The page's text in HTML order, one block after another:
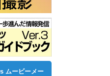
ムービーメー